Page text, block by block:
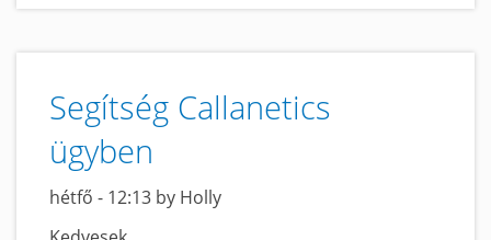
Segítség Callanetics
ügyben
hétfő - 12:13 by Holly